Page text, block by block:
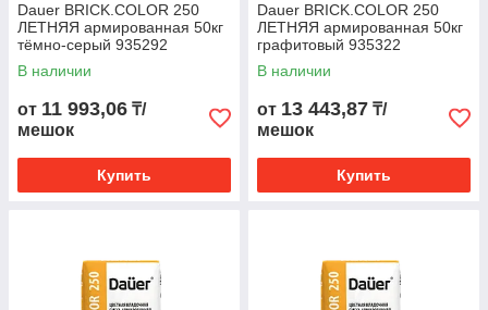
Dauer BRICK.COLOR 250
ЛЕТНЯЯ армированная 50кг
тёмно-серый 935292
В наличии
от 11 993,06 ₸/
мешок
Купить
Dauer BRICK.COLOR 250
ЛЕТНЯЯ армированная 50кг
графитовый 935322
В наличии
от 13 443,87 ₸/
мешок
Купить